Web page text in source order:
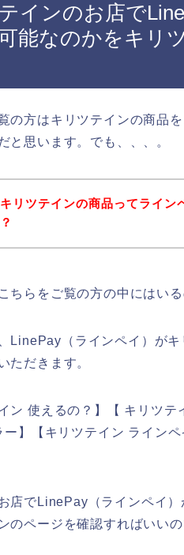
インのお店で
能なのかをキリ
の方はキリツテインの商品
と思います。でも、、、。
リツテインの商品ってライン
ちらをご覧の方の中にはい
LinePay（ラインペイ）が
ただきます。
ン 使えるの？】【 キリツ
ー】【キリツテイン ライン
店でLinePay（ラインペイ
のページを確認すればいい